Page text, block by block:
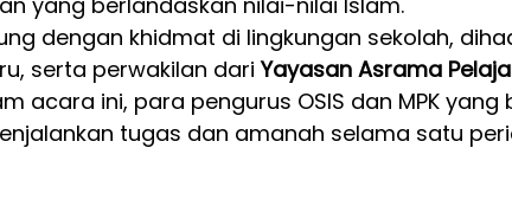
dengan khidmat di lingkungan sekolah,
serta perwakilan dari Yayasan Asrama
acara ini, para pengurus OSIS dan MPK yang
tugas dan amanah selama satu